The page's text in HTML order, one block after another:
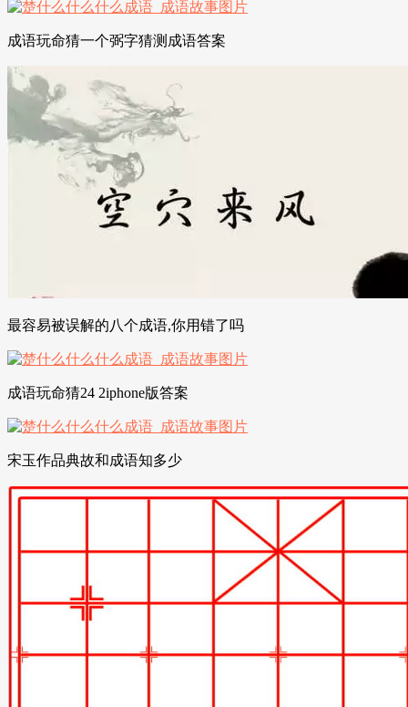
成语玩命猜一个弼字猜测成语答案
最容易被误解的八个成语,你用错了吗
成语玩命猜24 2iphone版答案
宋玉作品典故和成语知多少